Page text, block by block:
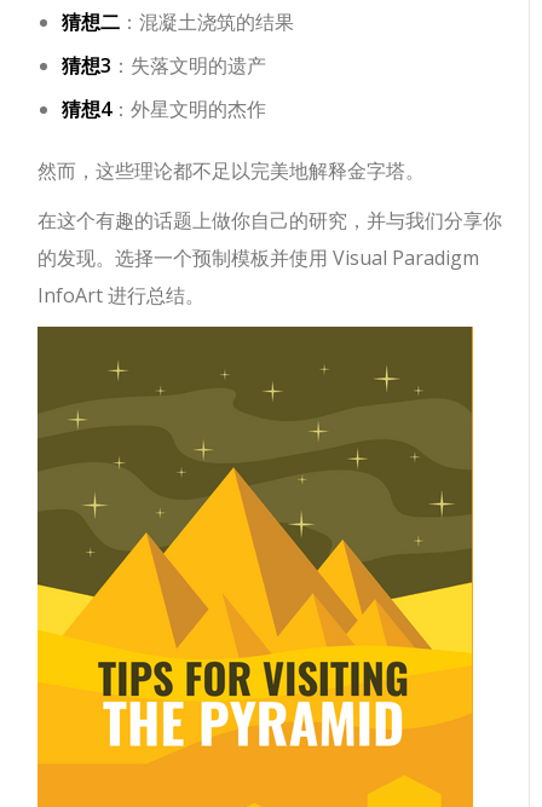
猜想二 ：混凝土浇筑的结果
猜想3 ：失落文明的遗产
猜想4：外星文明的杰作
然而，这些理论都不足以完美地解释金字塔。
在这个有趣的话题上做你自己的研究，并与我们分享你
的发现。选择一个预制模板并使用 Visual Paradigm
InfoArt 进行总结。